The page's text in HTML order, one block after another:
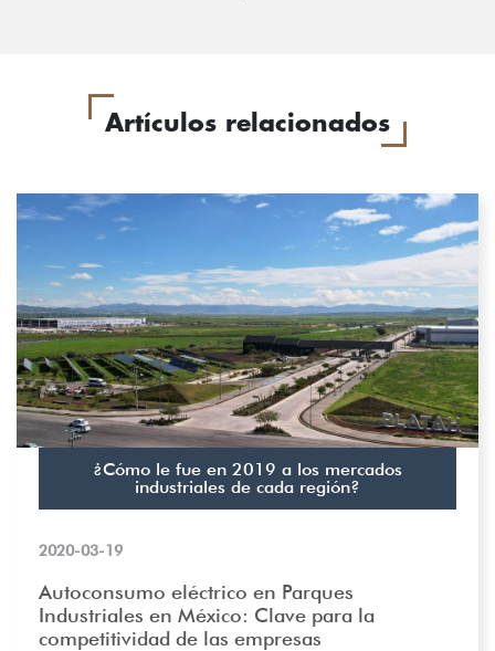
Artículos relacionados
¿Cómo le fue en 2019 a los mercados
industriales de cada región?
2020-03-19
Autoconsumo eléctrico en Parques
Industriales en México: Clave para la
competitividad de las empresas